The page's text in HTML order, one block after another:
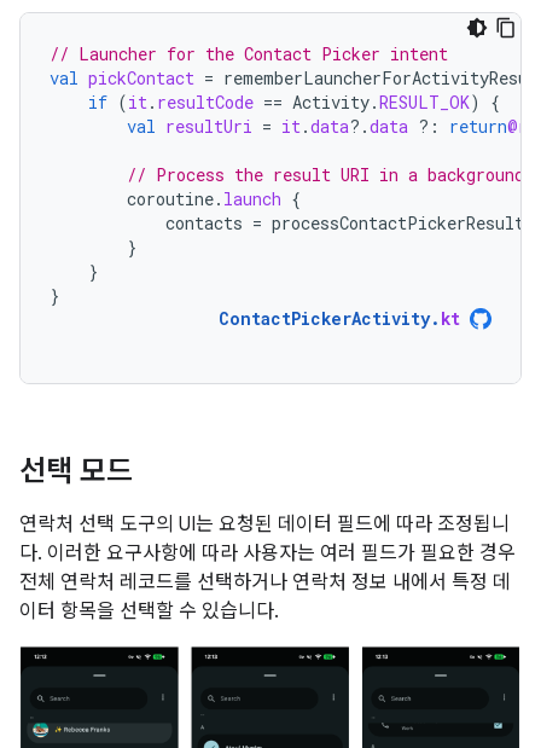
// Launcher for the Contact Picker intent
val pickContact =
if (it. resultCode == Activity.RESULT_OK)
{
val resultUri = it.data?.data ?: return
// Process the result URI in a
coroutine. launch {
contacts =
}
}
}
ContactPickerActivity. kt
선택 모드
연락처 선택 도구의 UI는 요청된 데이터 필드에 따라 조정됩니
다. 이러한 요구사항에 따라 사용자는 여러 필드가 필요한 경우
전체 연락처 레코드를 선택하거나 연락처 정보 내에서 특정 데
이터 항목을 선택할 수 있습니다.